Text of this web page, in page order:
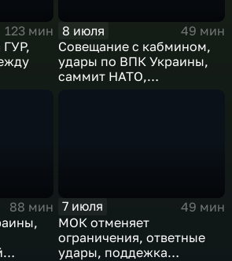
123 мин
ГУР,
8 июля
49 мин
Совещание с кабмином,
удары по ВПК Украины,
саммит НАТО,
88 мин
7 июля
49 мин
МОК отменяет
ограничения, ответные
удары, поддежка